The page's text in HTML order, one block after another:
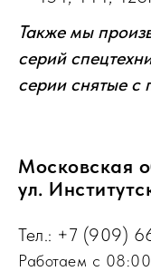
Также мы
серий
серии снятые с
Московская
ул.
Тел.: +7 (909)
Работаем с